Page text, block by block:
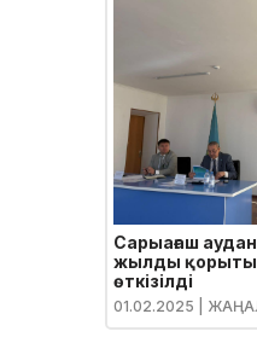
Сарыағаш
жылды
өткізілді
01.02.2025 |